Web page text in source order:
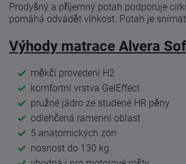
Prodyšný a příjemný potah podporuje
pomáhá odvádět vlhkost. Potah je
Výhody matrace Alvera
měkčí provedení H2
komfortní vrstva GelEffect
pružné jádro ze studené HR pěny
odlehčená ramenní oblast
5 anatomických zón
nosnost do 130 kg